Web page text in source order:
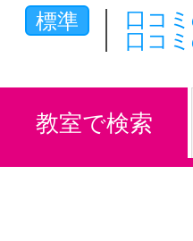
標準
口コ
口コ
教室で検索